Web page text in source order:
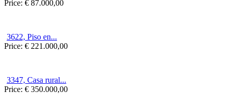
Price: € 87.000,00
3622, Piso en...
Price: € 221.000,00
3347, Casa rural...
Price: € 350.000,00